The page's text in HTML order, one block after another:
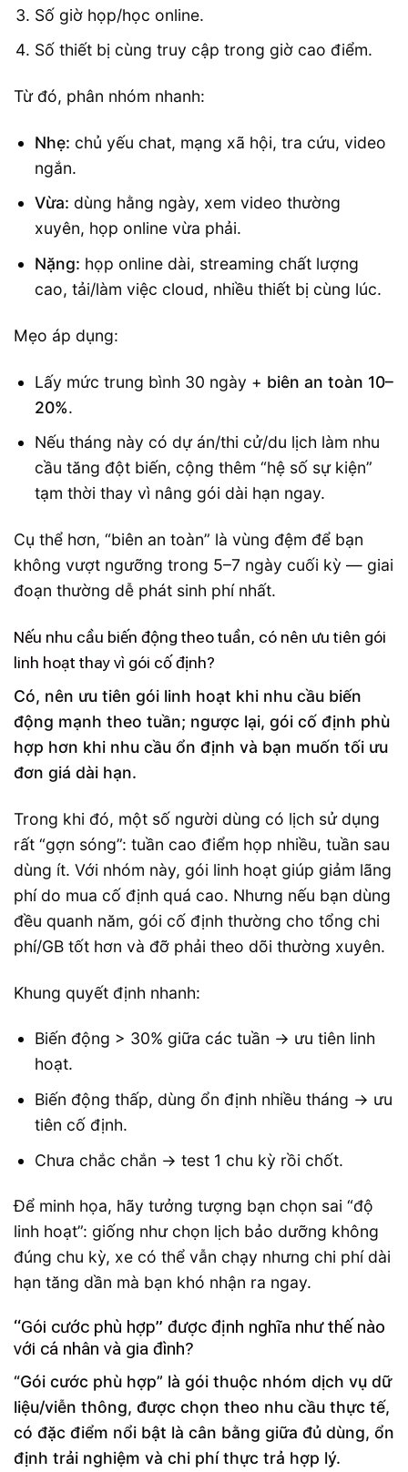
Số giờ họp/học online.
Số thiết bị cùng truy cập trong giờ cao điểm.
Từ đó, phân nhóm nhanh:
Nhẹ: chủ yếu chat, mạng xã hội, tra cứu, video
ngắn.
Vừa: dùng hằng ngày, xem video thường
xuyên, họp online vừa phải.
Nặng: họp online dài, streaming chất lượng
cao, tải/làm việc cloud, nhiều thiết bị cùng lúc.
Mẹo áp dụng:
Lấy mức trung bình 30 ngày + biên an toàn 10–
20%.
Nếu tháng này có dự án/thi cử/du lịch làm nhu
cầu tăng đột biến, cộng thêm “hệ số sự kiện”
tạm thời thay vì nâng gói dài hạn ngay.
Cụ thể hơn, “biên an toàn” là vùng đệm để bạn
không vượt ngưỡng trong 5–7 ngày cuối kỳ — giai
đoạn thường dễ phát sinh phí nhất.
Nếu nhu cầu biến động theo tuần, có nên ưu tiên gói
linh hoạt thay vì gói cố định?
Có, nên ưu tiên gói linh hoạt khi nhu cầu biến
động mạnh theo tuần; ngược lại, gói cố định phù
hợp hơn khi nhu cầu ổn định và bạn muốn tối ưu
đơn giá dài hạn.
Trong khi đó, một số người dùng có lịch sử dụng
rất “gợn sóng”: tuần cao điểm họp nhiều, tuần sau
dùng ít. Với nhóm này, gói linh hoạt giúp giảm lãng
phí do mua cố định quá cao. Nhưng nếu bạn dùng
đều quanh năm, gói cố định thường cho tổng chi
phí/GB tốt hơn và đỡ phải theo dõi thường xuyên.
Khung quyết định nhanh:
Biến động > 30% giữa các tuần → ưu tiên linh
hoạt.
Biến động thấp, dùng ổn định nhiều tháng → ưu
tiên cố định.
Chưa chắc chắn → test 1 chu kỳ rồi chốt.
Để minh họa, hãy tưởng tượng bạn chọn sai “độ
linh hoạt”: giống như chọn lịch bảo dưỡng không
đúng chu kỳ, xe có thể vẫn chạy nhưng chi phí dài
hạn tăng dần mà bạn khó nhận ra ngay.
“Gói cước phù hợp” được định nghĩa như thế nào
với cá nhân và gia đình?
“Gói cước phù hợp” là gói thuộc nhóm dịch vụ dữ
liệu/viễn thông, được chọn theo nhu cầu thực tế,
có đặc điểm nổi bật là cân bằng giữa đủ dùng, ổn
định trải nghiệm và chi phí thực trả hợp lý.